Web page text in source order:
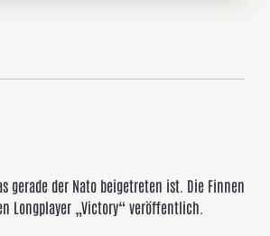
gerade der Nato beigetreten ist. Die Finnen
Longplayer „Victory“ veröffentlich.